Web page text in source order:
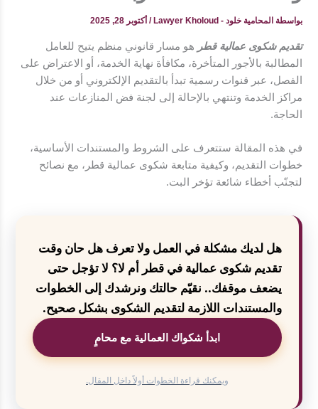
بواسطة المحامية خلود - Lawyer Kholoud / أكتوبر 28, 2025
تقديم شكوى عمالية قطر
هو مسار قانوني منظم يتيح للعامل
المطالبة بالأجور المتأخرة، مكافأة نهاية الخدمة، أو الاعتراض على
الفصل، عبر قنوات رسمية تبدأ بالتقديم الإلكتروني أو من خلال
مراكز الخدمة وتنتهي بالإحالة إلى لجنة فض المنازعات عند
الحاجة.
في هذه المقالة ستتعرف على الشروط والمستندات الأساسية،
خطوات التقديم، وكيفية متابعة شكوى عمالية قطر، مع نصائح
لتجنّب أخطاء شائعة تؤخر البت.
هل لديك مشكلة في العمل ولا تعرف هل حان وقت
تقديم شكوى عمالية في قطر أم لا؟ لا تؤجل حتى
يضعف موقفك.. نقيّم حالتك ونرشدك إلى الخطوات
والمستندات اللازمة لتقديم الشكوى بشكل صحيح.
ابدأ شكواك العمالية مع محامٍ
ويمكنك قراءة الخطوات أولاً داخل المقال.